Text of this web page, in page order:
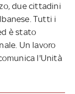
due cittadini
Tutti i
è stato
Un lavoro
l'Unità